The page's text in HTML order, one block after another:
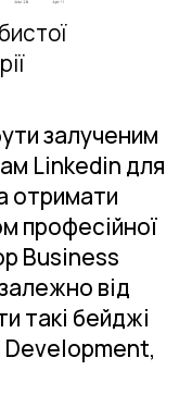
залученим
Linkedin для
отримати
професійної
Business
від
такі бейджі
Development,